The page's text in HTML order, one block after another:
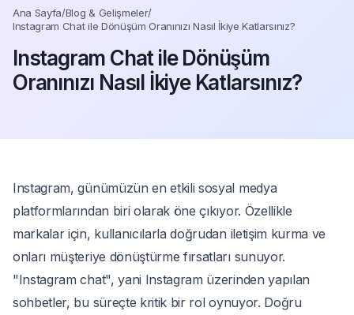
Ana Sayfa/Blog & Gelişmeler/
Instagram Chat ile Dönüşüm Oranınızı Nasıl İkiye Katlarsınız?
Instagram Chat ile Dönüşüm
Oranınızı Nasıl İkiye Katlarsınız?
Instagram, günümüzün en etkili sosyal medya
platformlarından biri olarak öne çıkıyor. Özellikle
markalar için, kullanıcılarla doğrudan iletişim kurma ve
onları müşteriye dönüştürme fırsatları sunuyor.
"Instagram chat", yani Instagram üzerinden yapılan
sohbetler, bu süreçte kritik bir rol oynuyor. Doğru